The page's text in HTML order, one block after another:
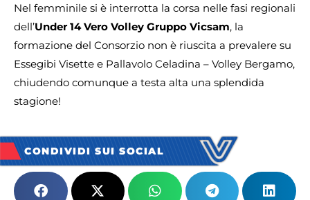
Nel femminile si è interrotta la corsa nelle fasi regionali
dell’Under 14 Vero Volley Gruppo Vicsam, la
formazione del Consorzio non è riuscita a prevalere su
Essegibi Visette e Pallavolo Celadina – Volley Bergamo,
chiudendo comunque a testa alta una splendida
stagione!
CONDIVIDI SUI SOCIAL